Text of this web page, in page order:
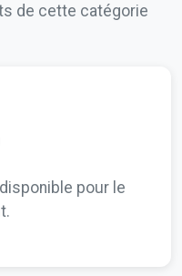
de cette catégorie
pour le